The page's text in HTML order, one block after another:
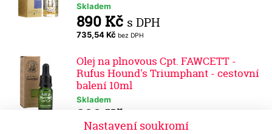
Nastavení soukromí
Skladem
890 Kč s DPH
735,54 Kč bez DPH
Olej na plnovous Cpt. FAWCETT -
Rufus Hound's Triumphant - cestovní
balení 10ml
Skladem
399 Kč
329,75 Kčbez DPH